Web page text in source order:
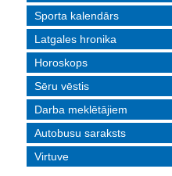
Sporta kalendārs
Latgales hronika
Horoskops
Sēru vēstis
Darba meklētājiem
Autobusu saraksts
Virtuve